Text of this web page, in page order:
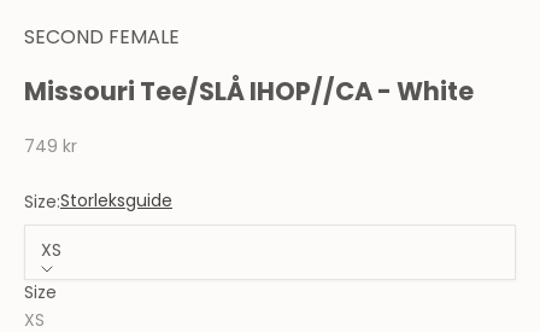
SECOND FEMALE
Missouri Tee/SLÅ IHOP//CA - White
REA-pris
749 kr
Size:Storleksguide
XS
Size
XS